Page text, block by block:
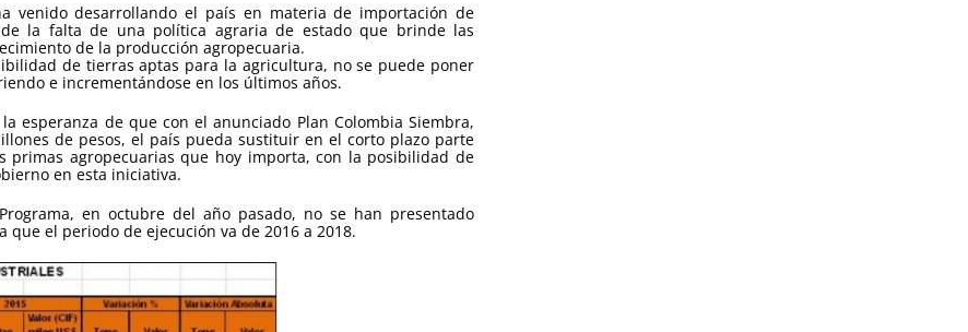
venido desarrollando el país en materia de importación de
la falta de una política agraria de estado que brinde las
de la producción agropecuaria.
de tierras aptas para la agricultura, no se puede poner
e incrementándose en los últimos años.
esperanza de que con el anunciado Plan Colombia Siembra,
de pesos, el país pueda sustituir en el corto plazo parte
agropecuarias que hoy importa, con la posibilidad de
en esta iniciativa.
en octubre del año pasado, no se han presentado
el periodo de ejecución va de 2016 a 2018.